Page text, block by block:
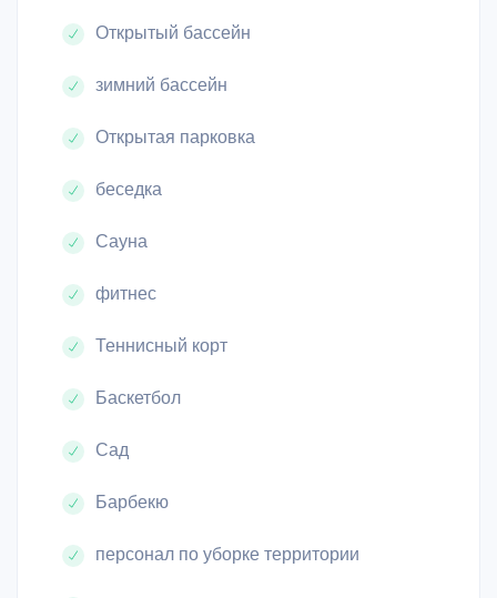
Открытый бассейн
зимний бассейн
Открытая парковка
беседка
Сауна
фитнес
Теннисный корт
Баскетбол
Сад
Барбекю
персонал по уборке территории